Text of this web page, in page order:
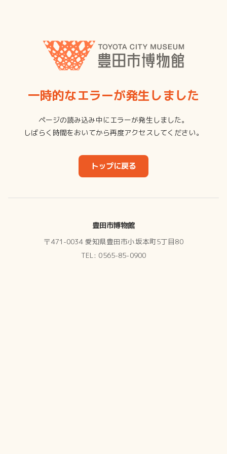
一時的なエラーが発生しました
ページの読み込み中にエラーが発生しました。
しばらく時間をおいてから再度アクセスしてください。
トップに戻る
豊田市博物館
〒471-0034 愛知県豊田市小坂本町5丁目80
TEL: 0565-85-0900